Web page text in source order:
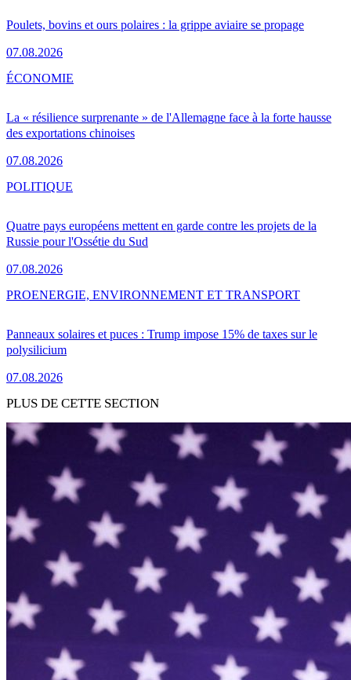
Poulets, bovins et ours polaires : la grippe aviaire se propage
07.08.2026
La « résilience surprenante » de l'Allemagne face à la forte hausse
des exportations chinoises
07.08.2026
ÉCONOMIE
Quatre pays européens mettent en garde contre les projets de la
Russie pour l'Ossétie du Sud
07.08.2026
POLITIQUE
Panneaux solaires et puces : Trump impose 15% de taxes sur le
polysilicium
07.08.2026
PROENERGIE, ENVIRONNEMENT ET TRANSPORT
PLUS DE CETTE SECTION